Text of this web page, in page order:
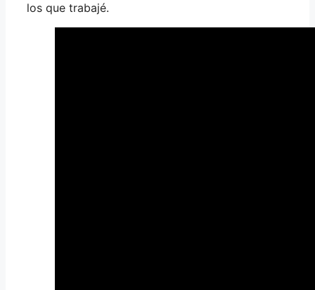
los que trabajé.